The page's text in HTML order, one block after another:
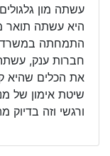
עשתה מון
היא עשתה תואר
התמחתה במשרד
חברות ענק, עשתה
את הכלים שהיא
שיטת אימון של
ורגשי וזה בדיוק